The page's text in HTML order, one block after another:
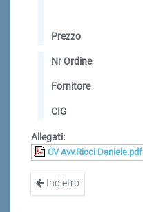
Prezzo
Nr Ordine
Fornitore
CIG
Allegati:
CV Avv.Ricci Daniele.pdf
Indietro